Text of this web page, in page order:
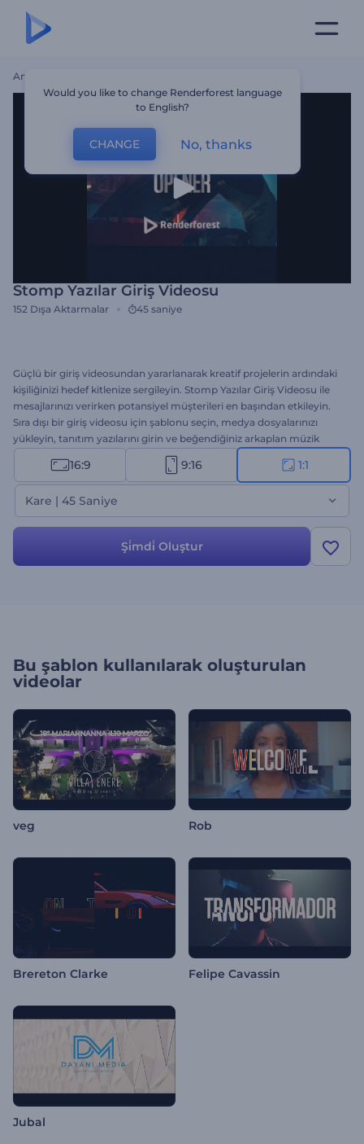
Ana Sayfa
Stomp Yazılar Giriş Videosu
152 Dışa Aktarmalar 45 saniye
Güçlü bir giriş videosundan yararlanarak kreatif projelerin ardındaki
kişiliğinizi hedef kitlenize sergileyin. Stomp Yazılar Giriş Videosu ile
mesajlarınızı verirken potansiyel müşterileri en başından etkileyin.
Sıra dışı bir giriş videosu için şablonu seçin, medya dosyalarınızı
yükleyin, tanıtım yazılarını girin ve beğendiğiniz arkaplan müzik
parçasını ekleyin. Büyük ve orta ölçekli etkinlik açılış videoları, yeni
ürün tanıtımları, TV reklamları, kanal introları vs. için harika bir
seçenek. Hemen şimdi deneyin!
16:9 9:16 1:1
Kare | 45 Saniye
Şi̇mdi̇ Oluştur
Bu şablon kullanılarak oluşturulan
videolar
veg Rob
Brereton Clarke Felipe Cavassin
Jubal
Would you like to change Renderforest language
to English?
CHANGE No, thanks